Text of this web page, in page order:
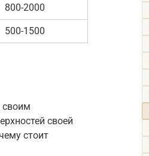
800-2000
500-1500
своим
своей
стоит